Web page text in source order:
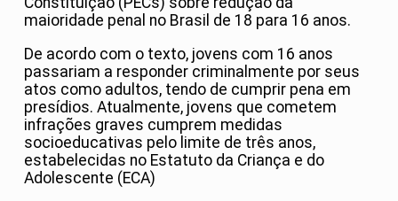
maioridade penal no Brasil de 18 para 16 anos.
De acordo com o texto, jovens com 16 anos
passariam a responder criminalmente por seus
atos como adultos, tendo de cumprir pena em
presídios. Atualmente, jovens que cometem
infrações graves cumprem medidas
socioeducativas pelo limite de três anos,
estabelecidas no Estatuto da Criança e do
Adolescente (ECA)